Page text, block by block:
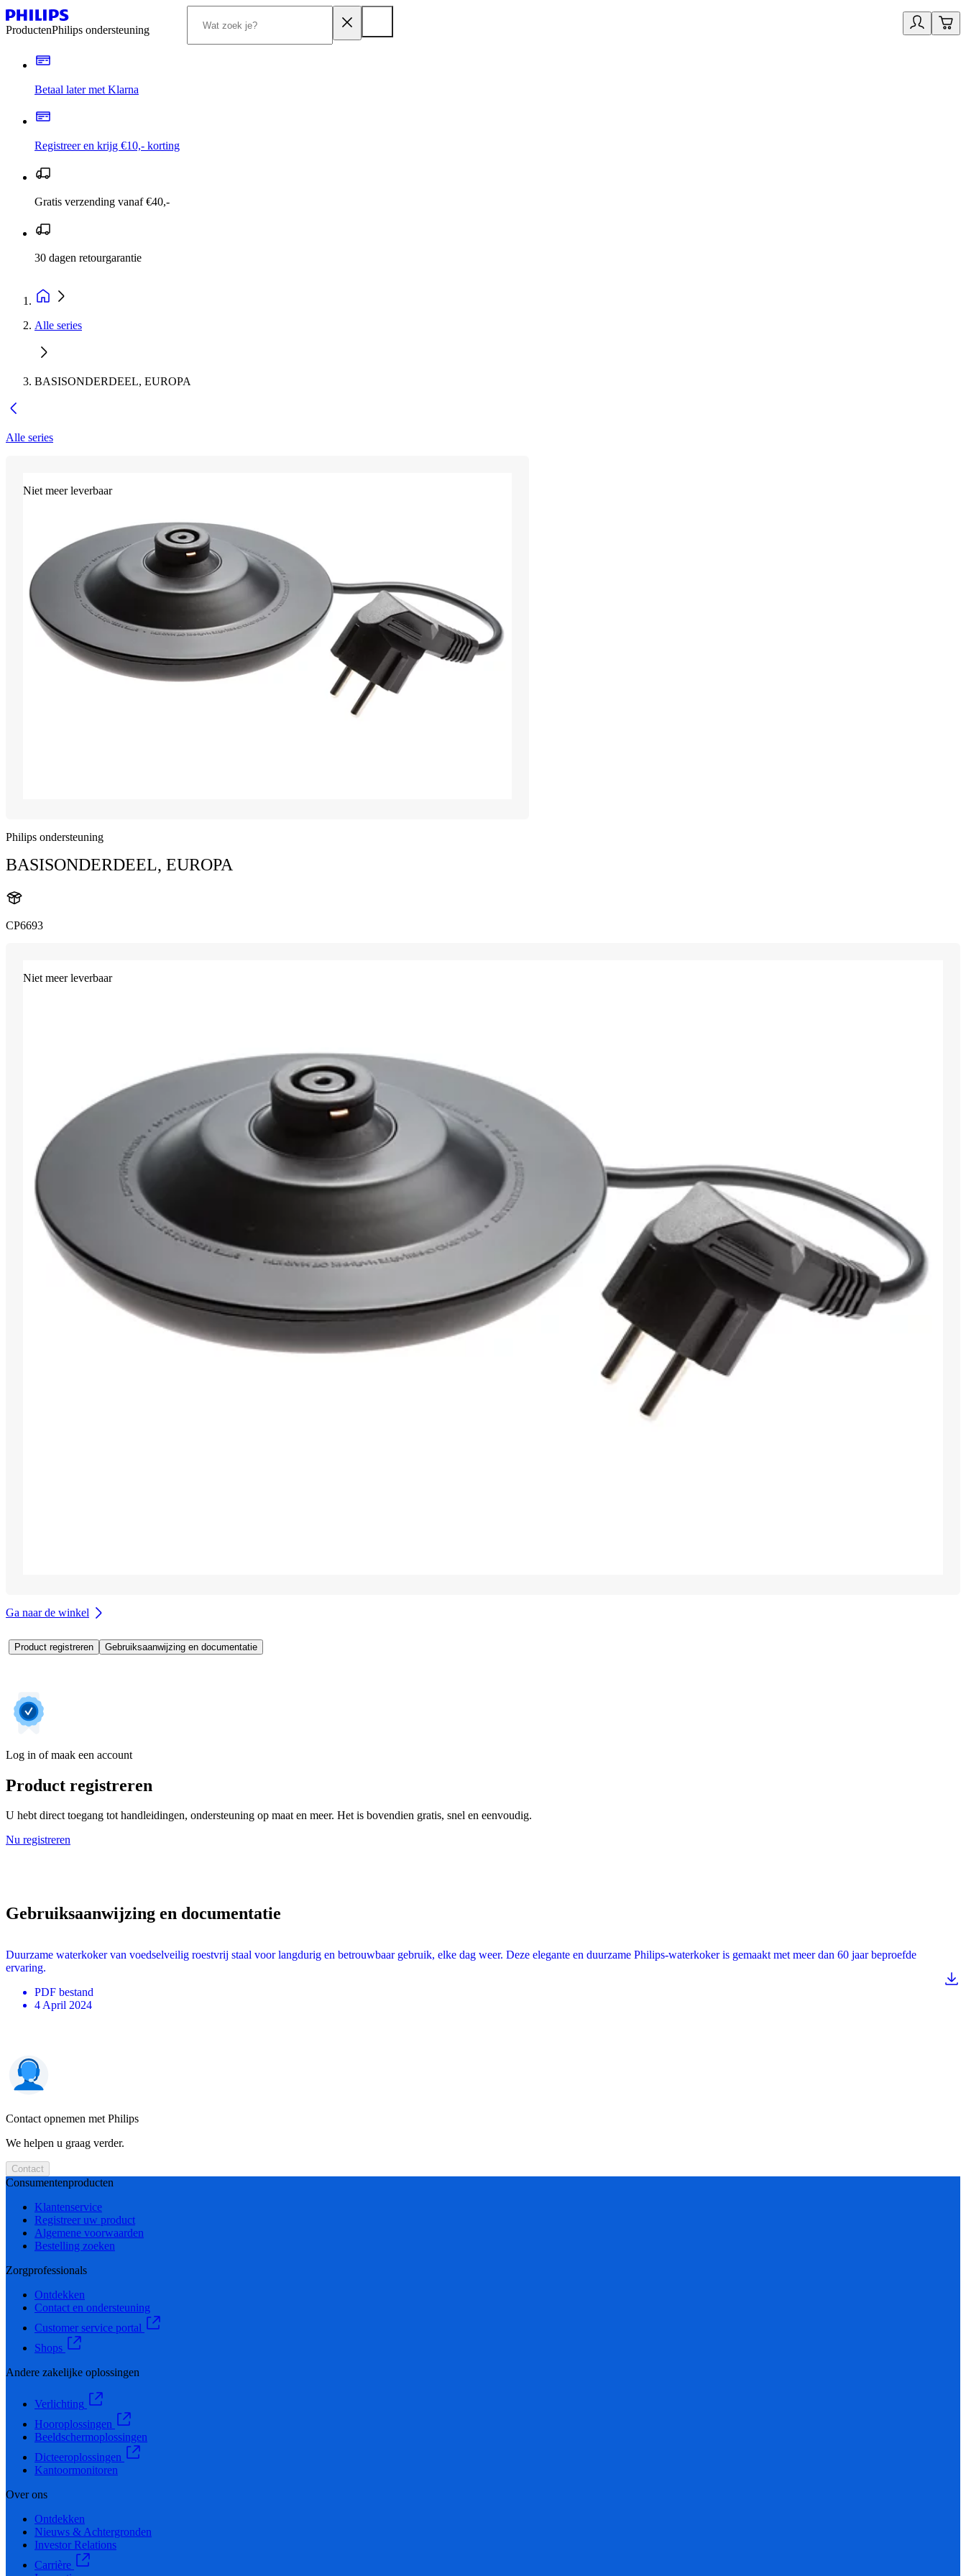
ProductenPhilips ondersteuning
Betaal later met Klarna
Registreer en krijg €10,- korting
Gratis verzending vanaf €40,-
30 dagen retourgarantie
Alle series
BASISONDERDEEL, EUROPA
Alle series
Niet meer leverbaar
Philips ondersteuning
BASISONDERDEEL, EUROPA
CP6693
Niet meer leverbaar
Ga naar de winkel
Product registreren Gebruiksaanwijzing en documentatie
Log in of maak een account
Product registreren
U hebt direct toegang tot handleidingen, ondersteuning op maat en meer. Het is bovendien gratis, snel en eenvoudig.
Nu registreren
Gebruiksaanwijzing en documentatie
Duurzame waterkoker van voedselveilig roestvrij staal voor langdurig en betrouwbaar gebruik, elke dag weer. Deze elegante en duurzame Philips-waterkoker is gemaakt met meer dan 60 jaar beproefde
ervaring.
PDF bestand
4 April 2024
Contact opnemen met Philips
We helpen u graag verder.
Contact
Consumentenproducten
Klantenservice
Registreer uw product
Algemene voorwaarden
Bestelling zoeken
Zorgprofessionals
Ontdekken
Contact en ondersteuning
Customer service portal
Shops
Andere zakelijke oplossingen
Verlichting
Hooroplossingen
Beeldschermoplossingen
Dicteeroplossingen
Kantoormonitoren
Over ons
Ontdekken
Nieuws & Achtergronden
Investor Relations
Carrière